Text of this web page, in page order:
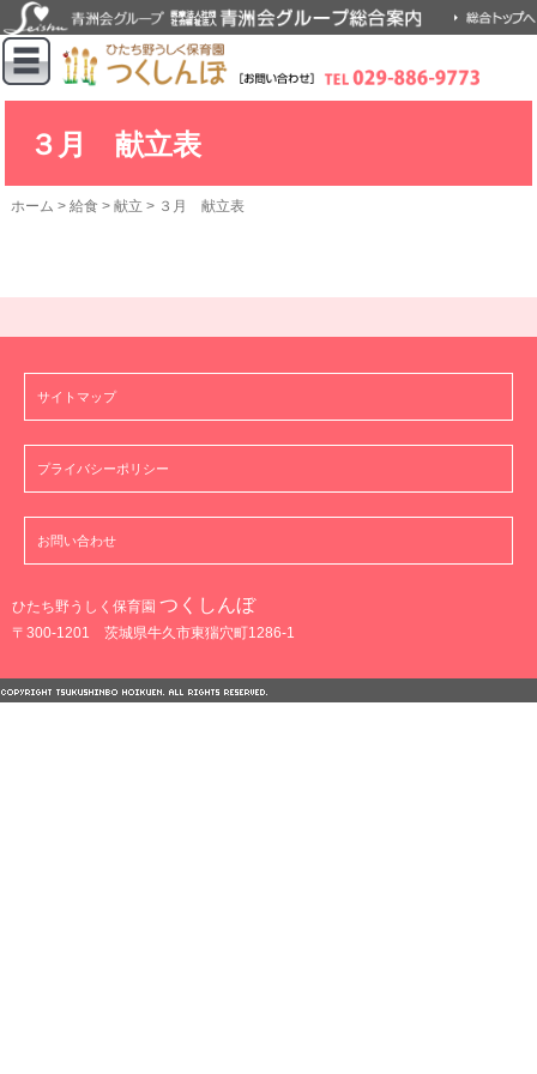
３月 献立表
ホーム >給食 >献立 > ３月 献立表
サイトマップ
プライバシーポリシー
お問い合わせ
ひたち野うしく保育園 つくしんぼ
〒300-1201 茨城県牛久市東猯穴町1286-1